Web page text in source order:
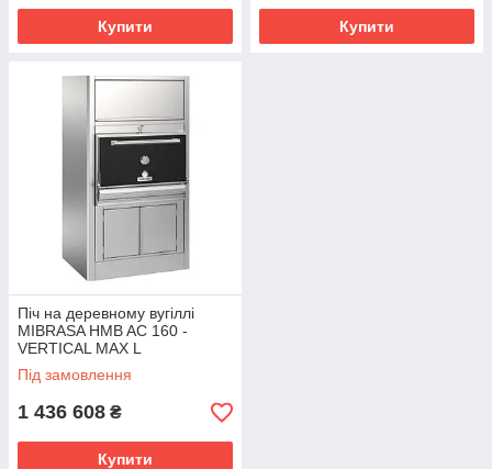
Купити Купити
Піч на деревному вугіллі
MIBRASA HMB AC 160 -
VERTICAL MAX L
Під замовлення
1 436 608 ₴
Купити